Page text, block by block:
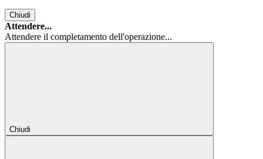
Chiudi
Attendere...
Attendere il completamento dell'operazione...
Chiudi